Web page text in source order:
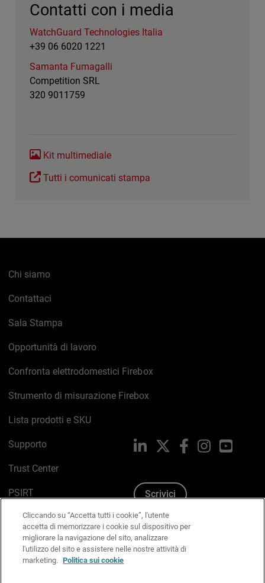
Contatti con i media
WatchGuard Technologies Italia
+39 06 6020 1221
Samanta Fumagalli
Competition SRL
320 9011759
Kit multimediale
Tutti i comunicati stampa
Chi siamo
Contattaci
Sala Stampa
Opportunità di lavoro
Confronta elettrodomestici Firebox
Strumento di misurazione Firebox
Lista prodotti e SKU
Supporto
Trust Center
PSIRT
Politica sui cookie
Informativa sulla privacy
Kit Media & Brand
LinkedIn FacebookInstagram
Scrivici
Cliccando su “Accetta tutti i cookie”, l'utente
accetta di memorizzare i cookie sul dispositivo per
migliorare la navigazione del sito, analizzare
l'utilizzo del sito e assistere nelle nostre attività di
marketing. Politica sui cookie